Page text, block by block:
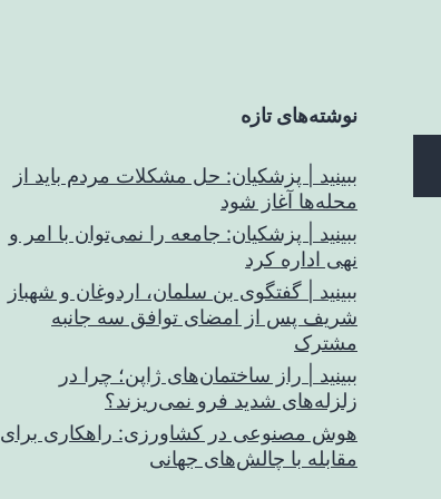
نوشته‌های تازه
ببینید | پزشکیان: حل مشکلات مردم باید از
محله‌ها آغاز شود
ببینید | پزشکیان: جامعه را نمی‌توان با امر و
نهی اداره کرد
ببینید | گفتگوی بن سلمان، اردوغان و شهباز
شریف پس از امضای توافق سه جانبه
مشترک
ببینید | راز ساختمان‌های ژاپن؛ چرا در
زلزله‌های شدید فرو نمی‌ریزند؟
هوش مصنوعی در کشاورزی: راهکاری برای
مقابله با چالش‌های جهانی